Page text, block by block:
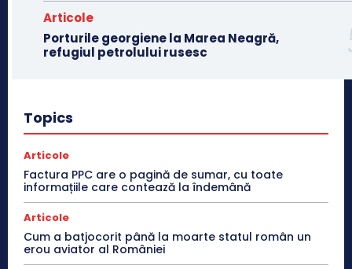
Articole
Porturile georgiene la Marea Neagră,
refugiul petrolului rusesc
Topics
Articole
Factura PPC are o pagină de sumar, cu toate
informațiile care contează la îndemână
Articole
Cum a batjocorit până la moarte statul român un
erou aviator al României